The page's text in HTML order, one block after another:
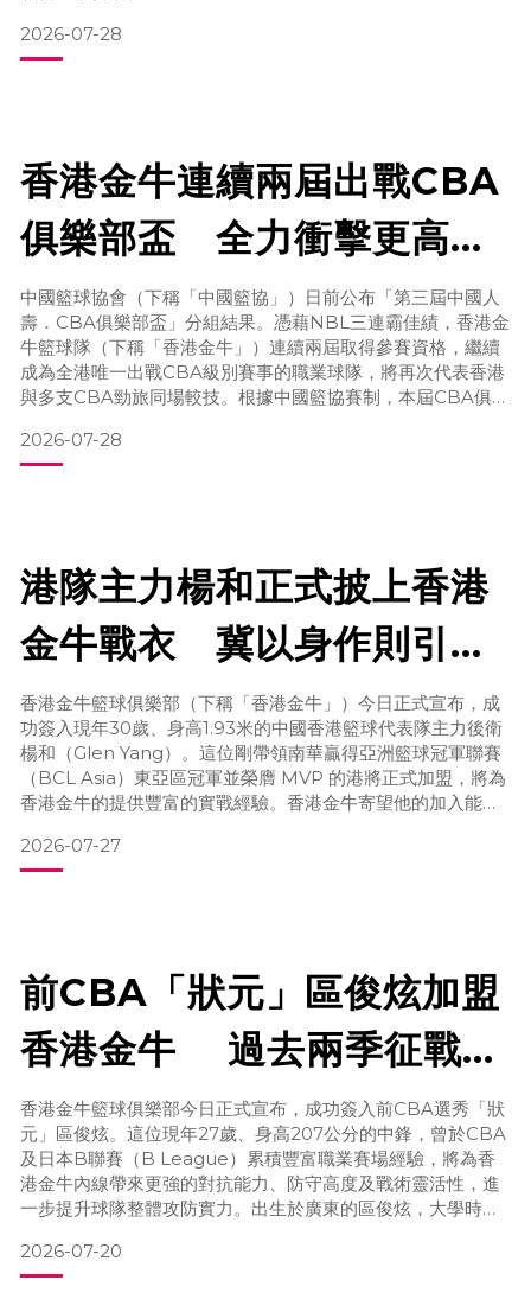
領球隊勇奪全國高中籃球聯賽總冠軍，個人更榮膺 MVP 殊
榮，不僅稱霸學界籃壇，更是各
2026-07-28
香港金牛連續兩屆出戰CBA
俱樂部盃 全力衝擊更高舞
台 為香港回歸30周年獻禮
中國籃球協會（下稱「中國籃協」）日前公布「第三屆中國人
壽．CBA俱樂部盃」分組結果。憑藉NBL三連霸佳績，香港金
牛籃球隊（下稱「香港金牛」）連續兩屆取得參賽資格，繼續
成為全港唯一出戰CBA級別賽事的職業球隊，將再次代表香港
與多支CBA勁旅同場較技。根據中國籃協賽制，本屆CBA俱樂
球隊。香港金牛憑藉連續三季奪得NBL總冠軍，再度取得參賽
資格，並繼續成為唯一代表香港出戰的職業球會。首階段賽事
2026-07-28
港隊主力楊和正式披上香港
金牛戰衣 冀以身作則引領
香港球員走上職業之路
香港金牛籃球俱樂部（下稱「香港金牛」）今日正式宣布，成
功簽入現年30歲、身高1.93米的中國香港籃球代表隊主力後衛
楊和（Glen Yang）。這位剛帶領南華贏得亞洲籃球冠軍聯賽
（BCL Asia）東亞區冠軍並榮膺 MVP 的港將正式加盟，將為
香港金牛的提供豐富的實戰經驗。香港金牛寄望他的加入能進
金牛，期待與球隊攜手衝擊更高榮譽。司職後衛的楊和於2016
年加盟甲一勁旅南華，並在四年內勇奪三座甲一總冠軍。其
2026-07-27
前CBA「狀元」區俊炫加盟
香港金牛 過去兩季征戰日
本B League 全面提升球
隊內線戰力
香港金牛籃球俱樂部今日正式宣布，成功簽入前CBA選秀「狀
元」區俊炫。這位現年27歲、身高207公分的中鋒，曾於CBA
及日本B聯賽（B League）累積豐富職業賽場經驗，將為香
港金牛內線帶來更強的對抗能力、防守高度及戰術靈活性，進
一步提升球隊整體攻防實力。出生於廣東的區俊炫，大學時期
練，累積高水平比賽經驗。憑藉出色的身體條件及籃球天賦，
他於2020年CBA選秀大會中獲上海久事以「狀元」身份選
2026-07-20